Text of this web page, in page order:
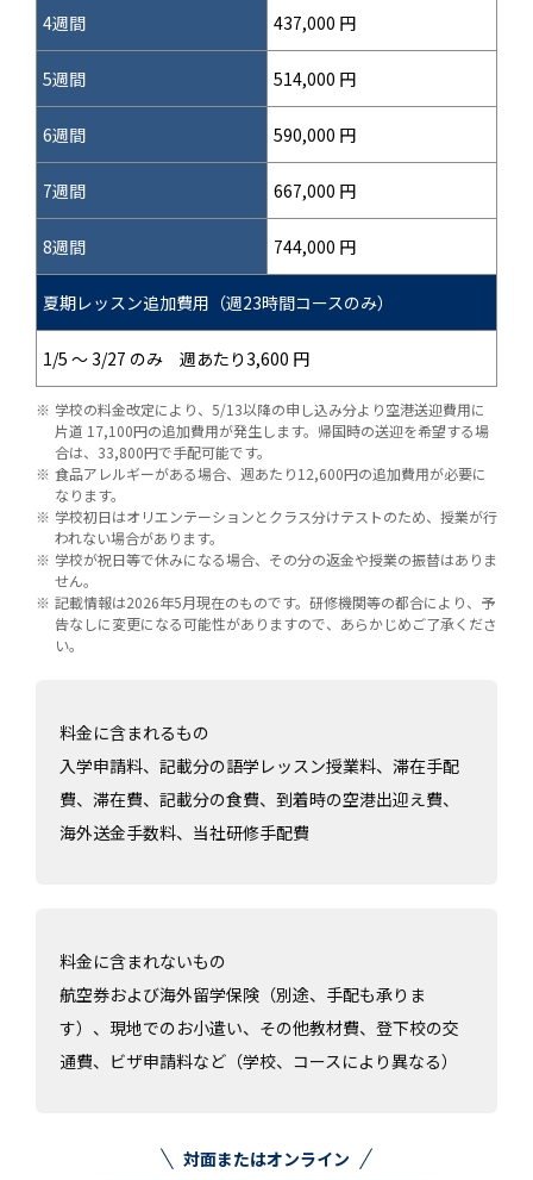
4週間 437,000 円
5週間 514,000 円
6週間 590,000 円
7週間 667,000 円
8週間 744,000 円
夏期レッスン追加費用（週23時間コースのみ）
1/5 ～ 3/27 のみ 週あたり3,600 円
学校の料金改定により、5/13以降の申し込み分より空港送迎費用に
片道 17,100円の追加費用が発生します。帰国時の送迎を希望する場
合は、33,800円で手配可能です。
食品アレルギーがある場合、週あたり12,600円の追加費用が必要に
なります。
学校初日はオリエンテーションとクラス分けテストのため、授業が行
われない場合があります。
学校が祝日等で休みになる場合、その分の返金や授業の振替はありま
せん。
記載情報は2026年5月現在のものです。研修機関等の都合により、予
告なしに変更になる可能性がありますので、あらかじめご了承くださ
い。
料金に含まれるもの
入学申請料、記載分の語学レッスン授業料、滞在手配
費、滞在費、記載分の食費、到着時の空港出迎え費、
海外送金手数料、当社研修手配費
料金に含まれないもの
航空券および海外留学保険（別途、手配も承りま
す）、現地でのお小遣い、その他教材費、登下校の交
通費、ビザ申請料など（学校、コースにより異なる）
対面またはオンライン